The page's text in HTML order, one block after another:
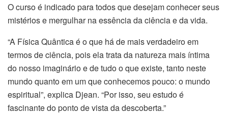
O curso é indicado para todos que desejam conhecer seus
mistérios e mergulhar na essência da ciência e da vida.
“A Física Quântica é o que há de mais verdadeiro em
termos de ciência, pois ela trata da natureza mais íntima
do nosso imaginário e de tudo o que existe, tanto neste
mundo quanto em um que conhecemos pouco: o mundo
espiritual”, explica Djean. “Por isso, seu estudo é
fascinante do ponto de vista da descoberta.”